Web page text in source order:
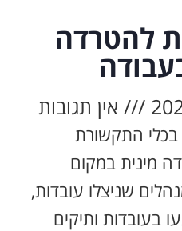
להטרדה
אין תגובות
התקשורת
מינית במקום
שניצלו עובדות,
בעובדות ותיקים